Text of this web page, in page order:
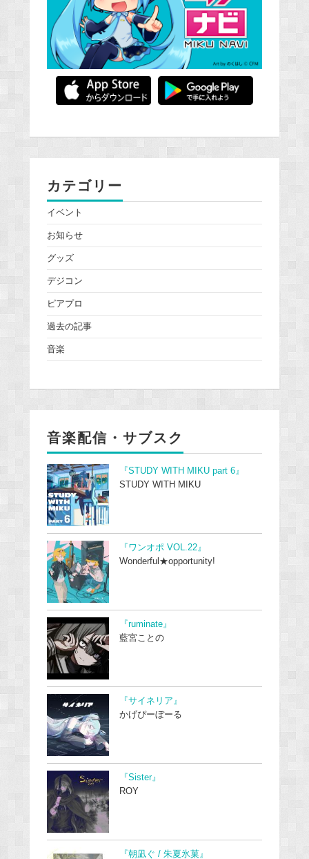
カテゴリー
イベント
お知らせ
グッズ
デジコン
ピアプロ
過去の記事
音楽
音楽配信・サブスク
『STUDY WITH MIKU part 6』
STUDY WITH MIKU
『ワンオポ VOL.22』
Wonderful★opportunity!
『ruminate』
藍宮ことの
『サイネリア』
かげぴーぼーる
『Sister』
ROY
『朝凪ぐ / 朱夏氷菓』